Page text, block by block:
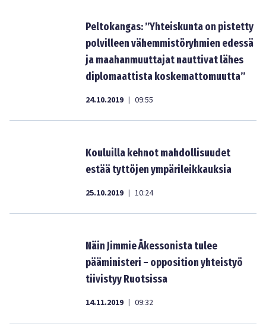
Peltokangas: ”Yhteiskunta on pistetty
polvilleen vähemmistöryhmien edessä
ja maahanmuuttajat nauttivat lähes
diplomaattista koskemattomuutta”
24.10.2019 | 09:55
Kouluilla kehnot mahdollisuudet
estää tyttöjen ympärileikkauksia
25.10.2019 | 10:24
Näin Jimmie Åkessonista tulee
pääministeri – opposition yhteistyö
tiivistyy Ruotsissa
14.11.2019 | 09:32